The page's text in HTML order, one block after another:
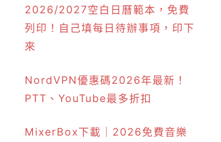
2026/2027空白日曆範本，免費
列印！自己填每日待辦事項，印下
來
NordVPN優惠碼2026年最新！
PTT、YouTube最多折扣
MixerBox下載｜2026免費音樂